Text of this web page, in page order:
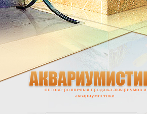
оптово-розничная продажа аквариумов и
аквариумистики.